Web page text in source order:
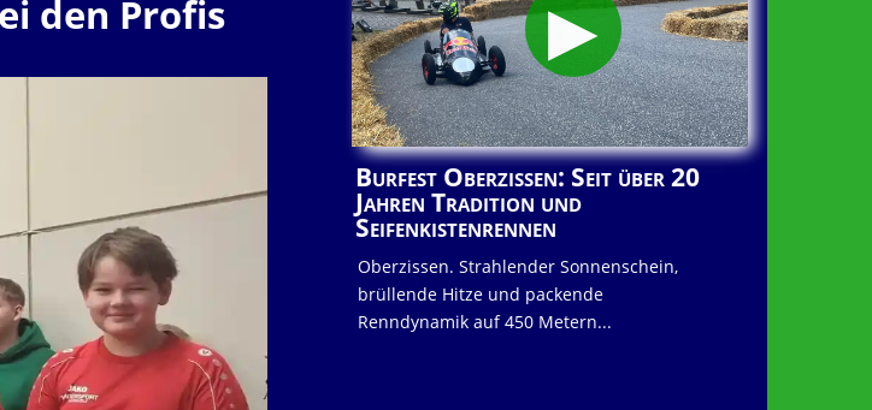
den Profis
Burfest Oberzissen: Seit über 20
Jahren Tradition und
Seifenkistenrennen
Oberzissen. Strahlender Sonnenschein,
brüllende Hitze und packende
Renndynamik auf 450 Metern...